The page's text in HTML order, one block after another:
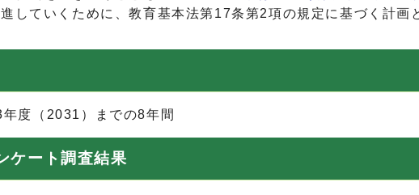
していくために、教育基本法第17条第2項の規定に基づく計画
度（2031）までの8年間
ケート調査結果